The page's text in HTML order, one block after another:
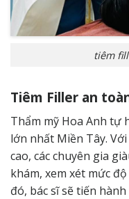
tiêm
Tiêm Filler an
Thẩm mỹ Hoa Anh tự
lớn nhất Miền Tây.
cao, các chuyên gia
khám, xem xét mức
đó, bác sĩ sẽ tiến